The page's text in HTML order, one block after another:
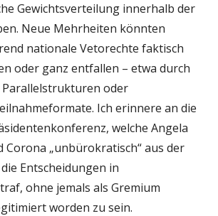
Gewichtsverteilung innerhalb der
Neue Mehrheiten könnten
nationale Vetorechte faktisch
oder ganz entfallen – etwa durch
oder
Ich erinnere an die
welche Angela
Corona „unbürokratisch“ aus der
Entscheidungen in
ohne jemals als Gremium
worden zu sein.